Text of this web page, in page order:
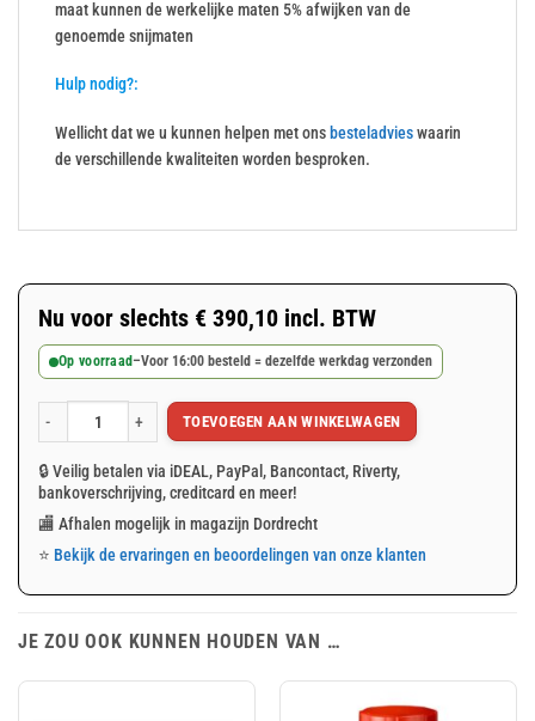
maat kunnen de werkelijke maten 5% afwijken van de
genoemde snijmaten
Hulp nodig?:
Wellicht dat we u kunnen helpen met onsbesteladvieswaarin
de verschillende kwaliteiten worden besproken.
Nu voor slechts € 390,10 incl. BTW
Op voorraad –Voor 16:00 besteld = dezelfde werkdag verzonden
Blauw PVC afdekzeil 8x10m 600gr/m² aantal
TOEVOEGEN AAN WINKELWAGEN
🔒 Veilig betalen via iDEAL, PayPal, Bancontact, Riverty,
bankoverschrijving, creditcard en meer!
🏬 Afhalen mogelijk in magazijn Dordrecht
⭐ Bekijk de ervaringen en beoordelingen van onze klanten
JE ZOU OOK KUNNEN HOUDEN VAN …